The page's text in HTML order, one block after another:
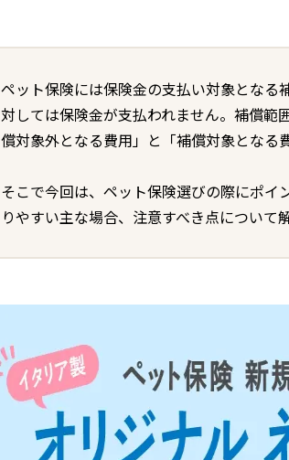
ペット保険には保険金の支払い対象となる
対しては保険金が支払われません。補償範
償対象外となる費用」と「補償対象となる
そこで今回は、ペット保険選びの際にポ
りやすい主な場合、注意すべき点について